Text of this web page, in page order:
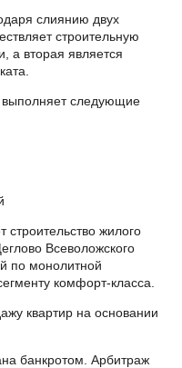
слиянию двух
строительную
а вторая является
выполняет следующие
жилого
Всеволожского
по монолитной
комфорт-класса.
квартир на основании
банкротом. Арбитраж